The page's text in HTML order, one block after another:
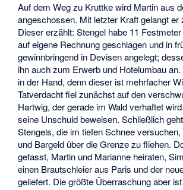
Auf dem Weg zu Kruttke wird Martin aus
angeschossen. Mit letzter Kraft gelangt er
Dieser erzählt: Stengel habe 11
auf eigene Rechnung geschlagen und in
gewinnbringend in Devisen angelegt;
ihn auch zum Erwerb und Hotelumbau
in der Hand, denn dieser ist mehrfacher
Tatverdacht fiel zunächst auf den
Hartwig, der gerade im Wald verhaftet
seine Unschuld beweisen. Schließlich
Stengels, die im tiefen Schnee
und Bargeld über die Grenze zu fliehen.
gefasst, Martin und Marianne heiraten,
einen Brautschleier aus Paris und der
geliefert. Die größte Überraschung aber